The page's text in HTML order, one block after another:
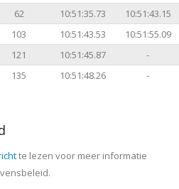
62 10:51:35.73
10:51:43.15
103 10:51:43.53
10:51:55.09
121 10:51:45.87
-
135 10:51:48.26 -
te lezen voor meer informatie